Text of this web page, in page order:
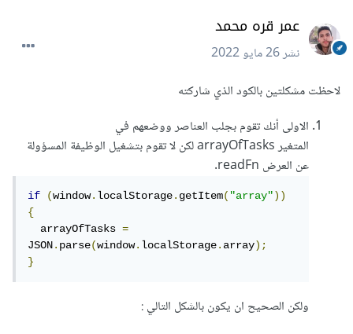
عمر قره محمد
نشر26 مايو 2022
لاحظت مشكلتين بالكود الذي شاركته
الاولى أنك تقوم بجلب العناصر ووضعهم في
المتغير arrayOfTasks لكن لا تقوم بتشغيل الوظيفة المسؤولة
عن العرض readFn.
if (window.localStorage.getItem("array"))
{
  arrayOfTasks
=
JSON.parse(window.localStorage.array);
}
ولكن الصحيح ان يكون بالشكل التالي :